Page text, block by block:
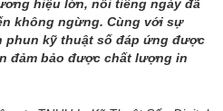
hiệu lớn, nổi tiếng ngày đã
không ngừng. Cùng với sự
phun kỹ thuật số đáp ứng được
đảm bảo được chất lượng in